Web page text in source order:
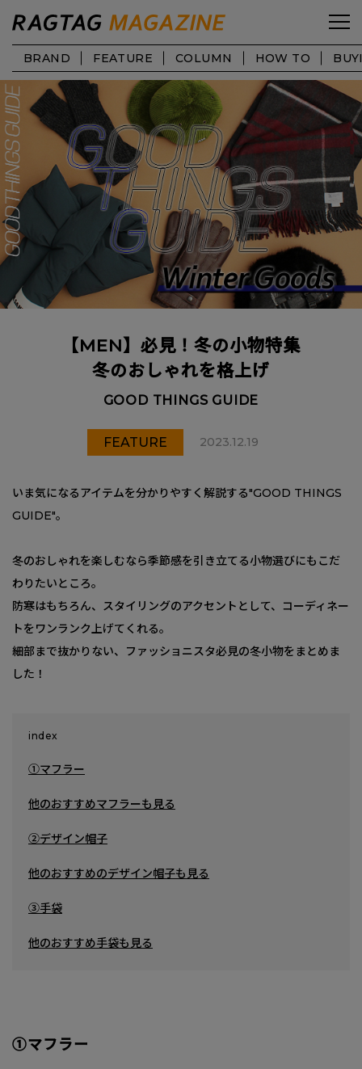
BRAND FEATURE COLUMN HOW TO
【MEN】必見！冬の小物特集
冬のおしゃれを格上げ
GOOD THINGS GUIDE
FEATURE 2023.12.19
いま気になるアイテムを分かりやすく解説する"GOOD THINGS
GUIDE"。
冬のおしゃれを楽しむなら季節感を引き立てる小物選びにもこだ
わりたいところ。
防寒はもちろん、スタイリングのアクセントとして、コーディネー
トをワンランク上げてくれる。
細部まで抜かりない、ファッショニスタ必見の冬小物をまとめま
した！
index
①マフラー
他のおすすめマフラーも見る
②デザイン帽子
他のおすすめのデザイン帽子も見る
③手袋
他のおすすめ手袋も見る
①マフラー